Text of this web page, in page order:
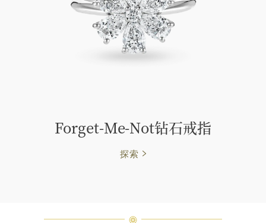
Forget-Me-Not钻石戒指
探索